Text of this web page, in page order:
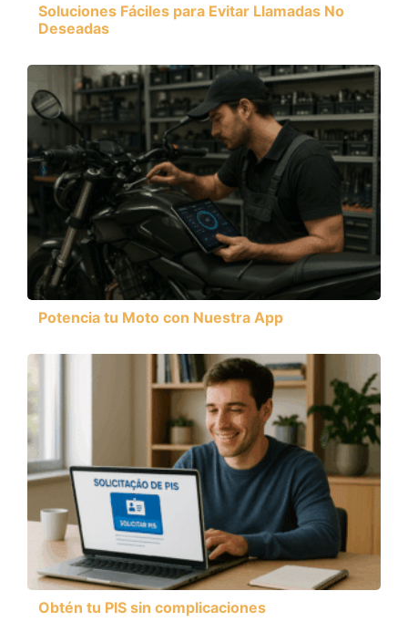
Soluciones Fáciles para Evitar Llamadas No
Deseadas
Potencia tu Moto con Nuestra App
Obtén tu PIS sin complicaciones